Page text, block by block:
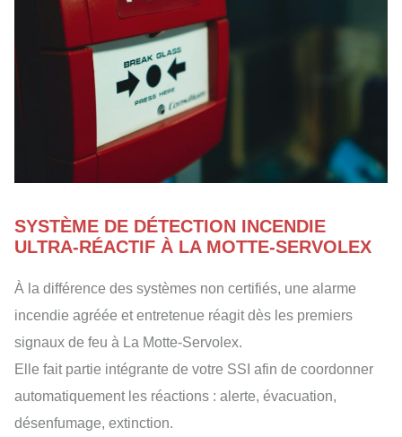
SYSTÈME DE DÉTECTION INCENDIE
ULTRA-RÉACTIF À LA MOTTE-SERVOLEX
À la différence des systèmes non certifiés, une alarme
incendie agréée et entretenue réagit dès les premiers
signaux de feu à La Motte-Servolex.
Elle fait partie intégrante de votre SSI afin de coordonner
automatiquement les réactions : alerte, évacuation,
désenfumage, extinction.